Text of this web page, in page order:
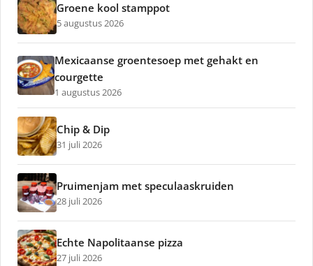
Groene kool stamppot
5 augustus 2026
Mexicaanse groentesoep met gehakt en
courgette
1 augustus 2026
Chip & Dip
31 juli 2026
Pruimenjam met speculaaskruiden
28 juli 2026
Echte Napolitaanse pizza
27 juli 2026